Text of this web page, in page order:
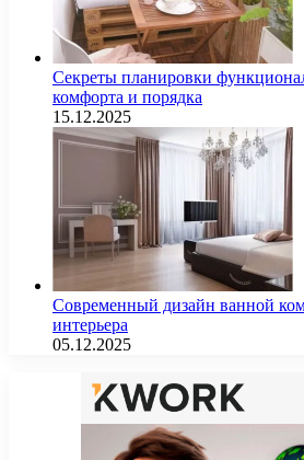
Секреты планировки
комфорта и порядка
15.12.2025
Современный дизайн ванной
интерьера
05.12.2025